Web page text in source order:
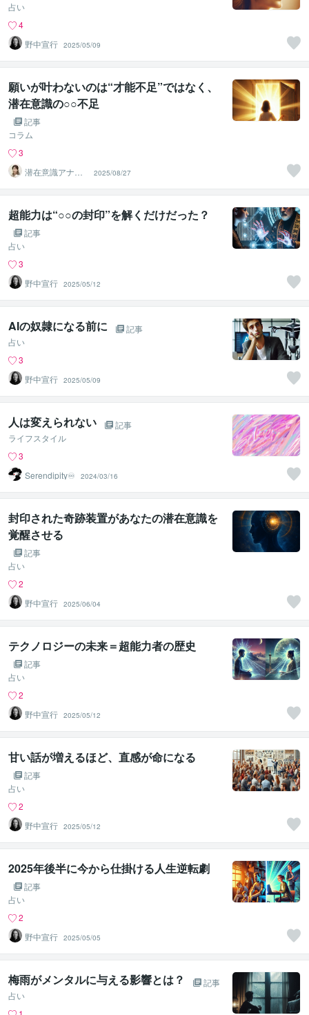
占い
4
野中宣行 2025/05/09
願いが叶わないのは“才能不足”ではなく、
潜在意識の○○不足
記事
コラム
3
潜在意識アナリ
スト 吉村京子
2025/08/27
超能力は“○○の封印”を解くだけだった？
記事
占い
3
野中宣行 2025/05/12
AIの奴隷になる前に
記事
占い
3
野中宣行 2025/05/09
人は変えられない
記事
ライフスタイル
3
Serendipity♾️
2024/03/16
封印された奇跡装置があなたの潜在意識を
覚醒させる
記事
占い
2
野中宣行 2025/06/04
テクノロジーの未来＝超能力者の歴史
記事
占い
2
野中宣行 2025/05/12
甘い話が増えるほど、直感が命になる
記事
占い
2
野中宣行 2025/05/12
2025年後半に今から仕掛ける人生逆転劇
記事
占い
2
野中宣行 2025/05/05
梅雨がメンタルに与える影響とは？
記事
占い